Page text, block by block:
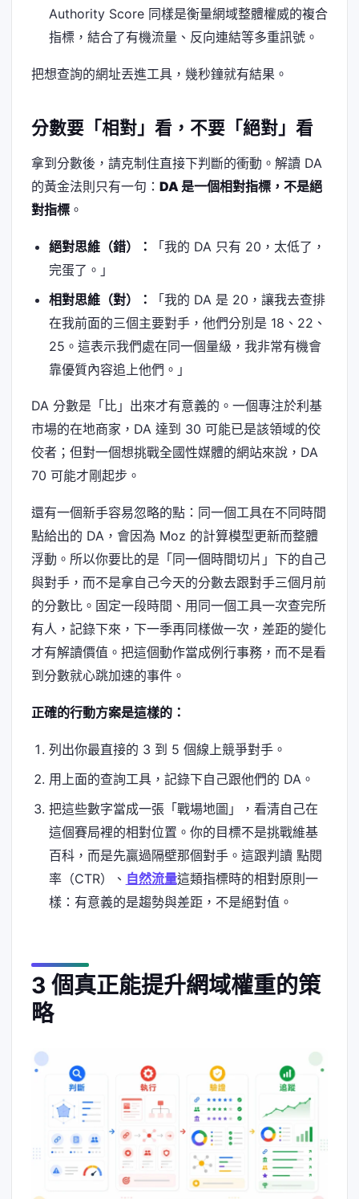
Authority Score 同樣是衡量網域整體權威的複合
指標，結合了有機流量、反向連結等多重訊號。
把想查詢的網址丟進工具，幾秒鐘就有結果。
分數要「相對」看，不要「絕對」看
拿到分數後，請克制住直接下判斷的衝動。解讀 DA
的黃金法則只有一句： DA 是一個相對指標，不是絕
對指標 。
絕對思維（錯）：
「我的 DA 只有 20，太低了，
完蛋了。」
相對思維（對）：
「我的 DA 是 20，讓我去查排
在我前面的三個主要對手，他們分別是 18、22、
25。這表示我們處在同一個量級，我非常有機會
靠優質內容追上他們。」
DA 分數是「比」出來才有意義的。一個專注於利基
市場的在地商家，DA 達到 30 可能已是該領域的佼
佼者；但對一個想挑戰全國性媒體的網站來說，DA
70 可能才剛起步。
還有一個新手容易忽略的點：同一個工具在不同時間
點給出的 DA，會因為 Moz 的計算模型更新而整體
浮動。所以你要比的是「同一個時間切片」下的自己
與對手，而不是拿自己今天的分數去跟對手三個月前
的分數比。固定一段時間、用同一個工具一次查完所
有人，記錄下來，下一季再同樣做一次，差距的變化
才有解讀價值。把這個動作當成例行事務，而不是看
到分數就心跳加速的事件。
正確的行動方案是這樣的：
列出你最直接的 3 到 5 個線上競爭對手。
用上面的查詢工具，記錄下自己跟他們的 DA。
把這些數字當成一張「戰場地圖」，看清自己在
這個賽局裡的相對位置。你的目標不是挑戰維基
百科，而是先贏過隔壁那個對手。這跟判讀 點閱
率（CTR）、 自然流量這類指標時的相對原則一
樣：有意義的是趨勢與差距，不是絕對值。
3 個真正能提升網域權重的策
略